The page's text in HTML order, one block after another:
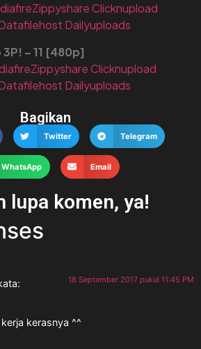
ZippyshareClicknupload
Dailyuploads
– 11 [480p]
ZippyshareClicknupload
Dailyuploads
Bagikan
Twitter Telegram
WhatsApp Email
lupa komen, ya!
18 September 2017 pukul 11:45 PM
kerasnya ^^